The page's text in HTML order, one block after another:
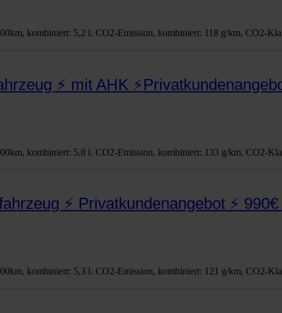
kom­bi­niert: 5,2 l. CO2-Emis­­si­on, kom­bi­niert: 118 g/km, CO2-
⚡ mit AHK
kom­bi­niert: 5,8 l. CO2-Emis­­si­on, kom­bi­niert: 133 g/km, CO2-
⚡ Privatkundenangebot ⚡
kom­bi­niert: 5,3 l. CO2-Emis­­si­on, kom­bi­niert: 121 g/km, CO2-